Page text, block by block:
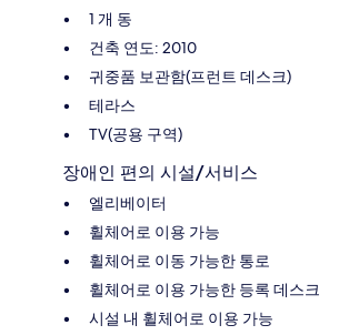
1 개 동
건축 연도: 2010
귀중품 보관함(프런트 데스크)
테라스
TV(공용 구역)
장애인 편의 시설/서비스
엘리베이터
휠체어로 이용 가능
휠체어로 이동 가능한 통로
휠체어로 이용 가능한 등록 데스크
시설 내 휠체어로 이용 가능